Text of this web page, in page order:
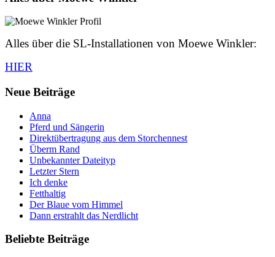
Alles über die SL-Installationen von Moewe Winkler:
HIER
Neue Beiträge
Anna
Pferd und Sängerin
Direktübertragung aus dem Storchennest
Überm Rand
Unbekannter Dateityp
Letzter Stern
Ich denke
Fetthaltig
Der Blaue vom Himmel
Dann erstrahlt das Nerdlicht
Beliebte Beiträge